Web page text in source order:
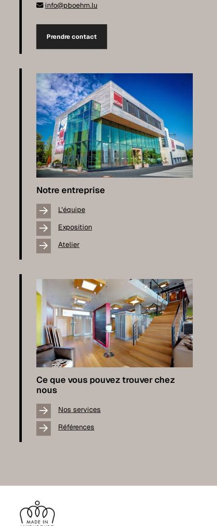
info@pboehm.lu
Prendre contact
Notre entreprise
L'équipe
Exposition
Atelier
Ce que vous pouvez trouver chez
nous
Nos services
Références